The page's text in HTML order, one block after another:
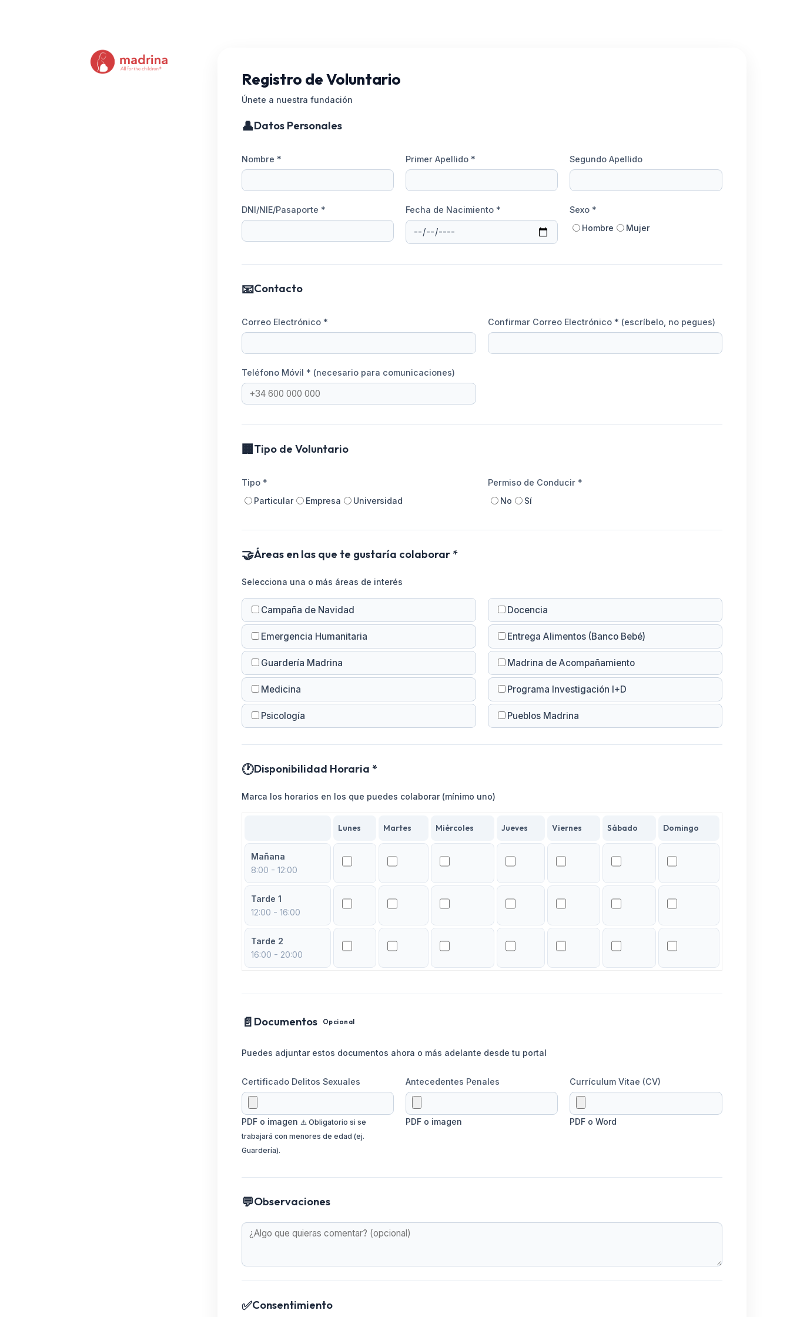
Registro de Voluntario
Únete a nuestra fundación
👤Datos Personales
Nombre * Primer Apellido * Segundo Apellido
DNI/NIE/Pasaporte * Fecha de Nacimiento *
Sexo *
Hombre
Mujer
📧Contacto
Correo Electrónico * Confirmar Correo Electrónico * (escríbelo, no pegues)
Teléfono Móvil * (necesario para comunicaciones)
🏢 Tipo de Voluntario
Tipo *
Particular
Empresa Universidad
Permiso de Conducir *
No
Sí
🤝Áreas en las que te gustaría colaborar *
Selecciona una o más áreas de interés
Campaña de Navidad Docencia
Emergencia Humanitaria Entrega Alimentos (Banco Bebé)
Guardería Madrina Madrina de Acompañamiento
Medicina Programa Investigación I+D
Psicología Pueblos Madrina
🕐Disponibilidad Horaria *
Marca los horarios en los que puedes colaborar (mínimo uno)
Lunes Martes Miércoles Jueves Viernes Sábado Domingo
Mañana
8:00 - 12:00
Tarde 1
12:00 - 16:00
Tarde 2
16:00 - 20:00
📄 Documentos Opcional
Puedes adjuntar estos documentos ahora o más adelante desde tu portal
Certificado Delitos Sexuales
PDF o imagen ⚠️ Obligatorio si se
trabajará con menores de edad (ej.
Guardería).
Antecedentes Penales
PDF o imagen
Currículum Vitae (CV)
PDF o Word
💬Observaciones
✅Consentimiento